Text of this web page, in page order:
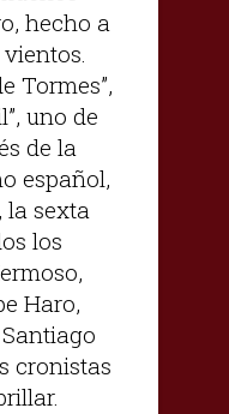
hecho a
Tormes”,
uno de
de la
español,
la sexta
los
Haro,
cronistas